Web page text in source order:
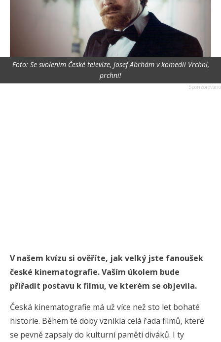
Foto: Se svolením České televize, Josef Abrhám v komedii Vrchní,
prchni!
V našem kvízu si ověříte, jak velký jste fanoušek
české kinematografie. Vaším úkolem bude
přiřadit postavu k filmu, ve kterém se objevila.
Česká kinematografie má už více než sto let bohaté
historie. Během té doby vznikla celá řada filmů, které
se pevně zapsaly do kulturní paměti diváků. I ty